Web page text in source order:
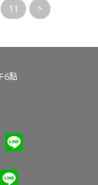
11 >
6點